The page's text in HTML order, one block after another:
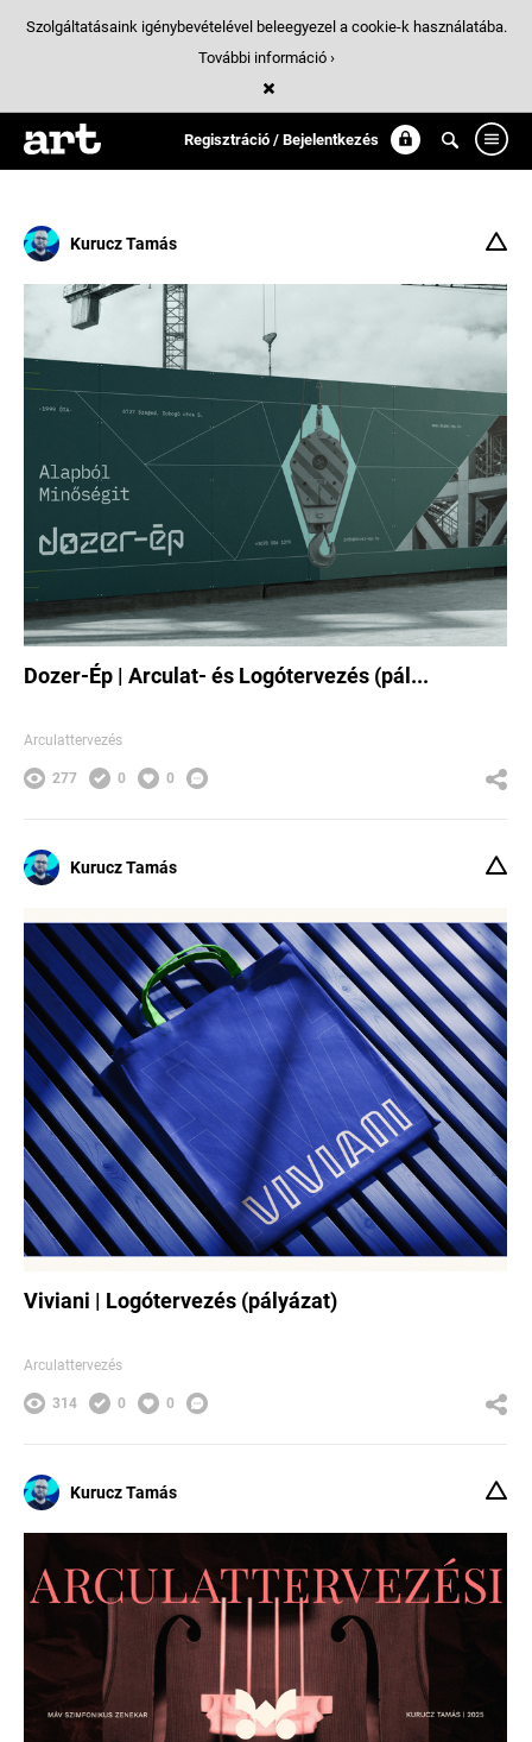
Regisztráció / Bejelentkezés
Találatok/ 6:
brand_identity_design
Kurucz Tamás
Dozer-Ép | Arculat- és Logótervezés (pál...
Arculattervezés
277 0 0
Kurucz Tamás
Viviani | Logótervezés (pályázat)
Arculattervezés
314 0 0
Kurucz Tamás
Szolgáltatásaink igénybevételével beleegyezel a cookie-k használatába.
További információ ›